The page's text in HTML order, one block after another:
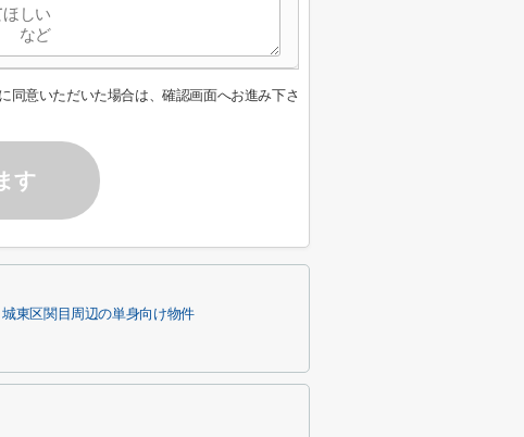
同意いただいた場合は、確認画面へお進み下さ
す
城東区関目周辺の単身向け物件